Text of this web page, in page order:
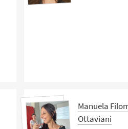
Manuela
Ottaviani